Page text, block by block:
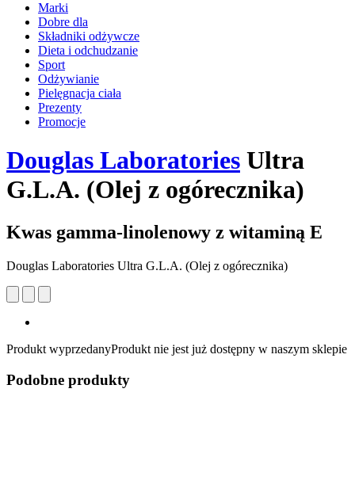
Marki
Dobre dla
Składniki odżywcze
Dieta i odchudzanie
Sport
Odżywianie
Pielęgnacja ciała
Prezenty
Promocje
Douglas Laboratories Ultra
G.L.A. (Olej z ogórecznika)
Kwas gamma-linolenowy z witaminą E
Douglas Laboratories Ultra G.L.A. (Olej z ogórecznika)
Produkt wyprzedanyProdukt nie jest już dostępny w naszym sklepie
Podobne produkty